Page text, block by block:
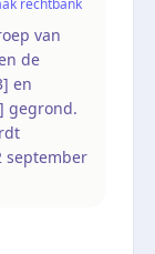
van
de
en
gegrond.
september